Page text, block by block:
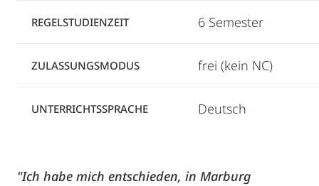
REGELSTUDIENZEIT 6 Semester
ZULASSUNGSMODUS frei (kein NC)
UNTERRICHTSSPRACHE Deutsch
"Ich habe mich entschieden, in Marburg